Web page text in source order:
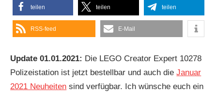
teilen teilen teilen
RSS-feed E-Mail
Update 01.01.2021: Die LEGO Creator Expert 10278
Polizeistation ist jetzt bestellbar und auch dieJanuar
2021 Neuheiten sind verfügbar. Ich wünsche euch ein